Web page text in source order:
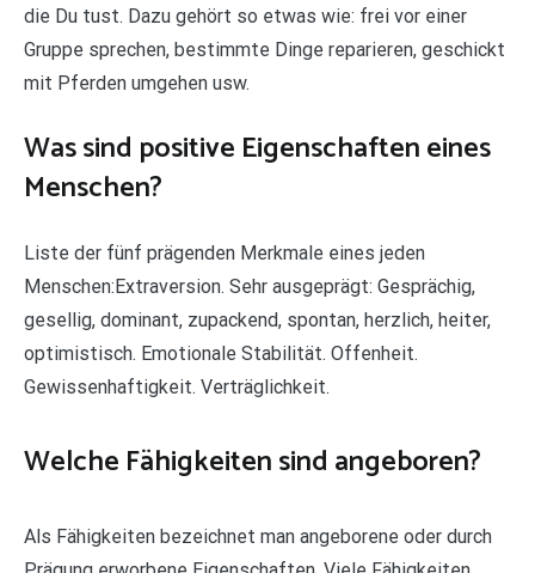
die Du tust. Dazu gehört so etwas wie: frei vor einer
Gruppe sprechen, bestimmte Dinge reparieren, geschickt
mit Pferden umgehen usw.
Was sind positive Eigenschaften eines
Menschen?
Liste der fünf prägenden Merkmale eines jeden
Menschen:Extraversion. Sehr ausgeprägt: Gesprächig,
gesellig, dominant, zupackend, spontan, herzlich, heiter,
optimistisch. Emotionale Stabilität. Offenheit.
Gewissenhaftigkeit. Verträglichkeit.
Welche Fähigkeiten sind angeboren?
Als Fähigkeiten bezeichnet man angeborene oder durch